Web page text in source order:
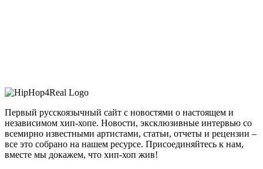
Первый русскоязычный сайт с новостями о настоящем и
независимом хип-хопе. Новости, эксклюзивные интервью со
всемирно известными артистами, статьи, отчеты и рецензии –
все это собрано на нашем ресурсе. Присоединяйтесь к нам,
вместе мы докажем, что хип-хоп жив!